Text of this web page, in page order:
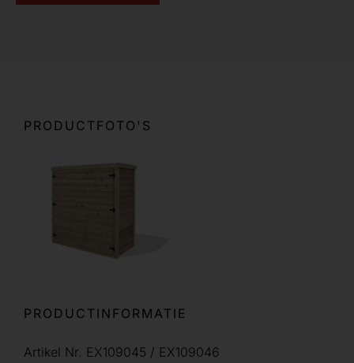
PRODUCTFOTO'S
PRODUCTINFORMATIE
Artikel Nr. EX109045 / EX109046